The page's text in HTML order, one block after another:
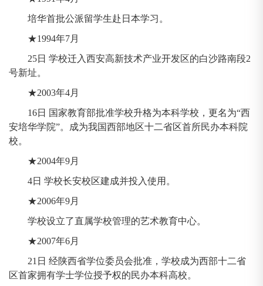
培华首批公派留学生赴日本学习。
★1994年7月
25日 学校迁入西安高新技术产业开发区的白沙路南段2
号新址。
★2003年4月
16日 国家教育部批准学校升格为本科学校，更名为“西
安培华学院”。成为我国西部地区十二省区首所民办本科院
校。
★2004年9月
4日 学校长安校区建成并投入使用。
★2006年9月
学校设立了直属学校管理的艺术教育中心。
★2007年6月
21日 经陕西省学位委员会批准，学校成为西部十二省
区首家拥有学士学位授予权的民办本科高校。